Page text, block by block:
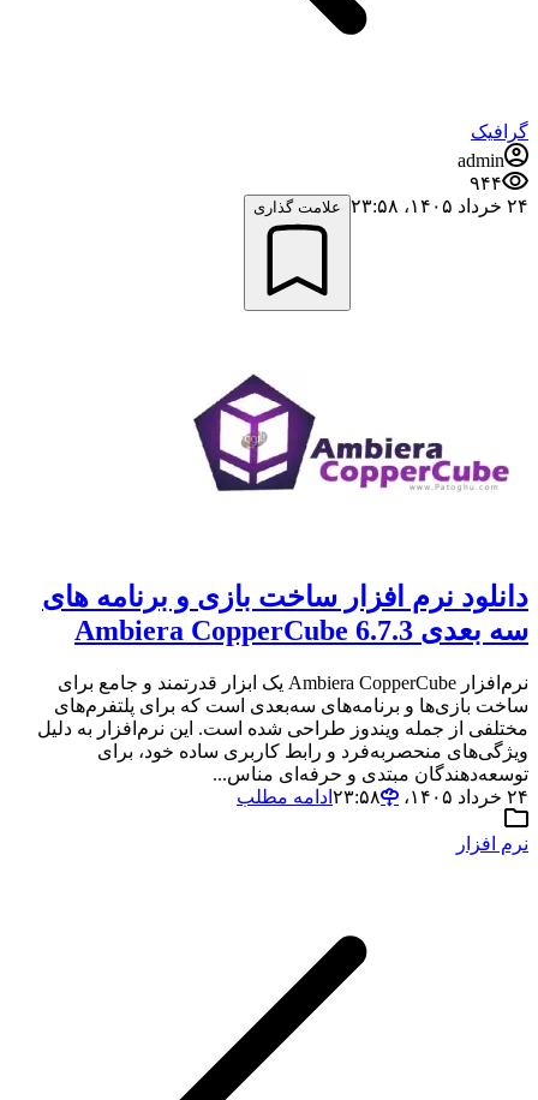
گرافیک
admin
۹۴۴
۲۴ خرداد ۱۴۰۵،‏ ۲۳:۵۸
علامت گذاری
دانلود نرم افزار ساخت بازی و برنامه های
سه بعدی Ambiera CopperCube 6.7.3
نرم‌افزار Ambiera CopperCube یک ابزار قدرتمند و جامع برای
ساخت بازی‌ها و برنامه‌های سه‌بعدی است که برای پلتفرم‌های
مختلفی از جمله ویندوز طراحی شده است. این نرم‌افزار به دلیل
ویژگی‌های منحصربه‌فرد و رابط کاربری ساده خود، برای
توسعه‌دهندگان مبتدی و حرفه‌ای مناس...
۲۴ خرداد ۱۴۰۵،‏ ۲۳:۵۸
ادامه مطلب
نرم افزار